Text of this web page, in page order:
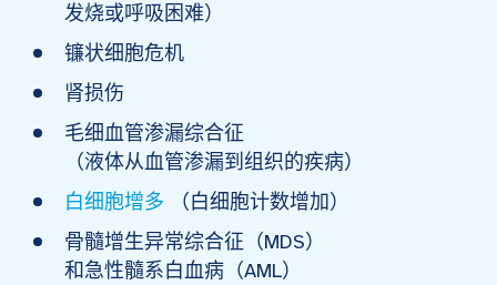
发烧或呼吸困难）
镰状细胞危机
肾损伤
毛细血管渗漏综合征
（液体从血管渗漏到组织的疾病）
白细胞增多 （白细胞计数增加）
骨髓增生异常综合征（MDS）
和急性髓系白血病（AML）